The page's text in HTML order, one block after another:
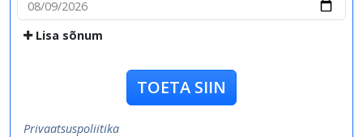
Lisa sõnum
TOETA SIIN
Privaatsuspoliitika